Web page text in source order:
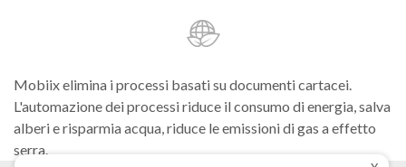
Mobiix elimina i processi basati su documenti cartacei.
L'automazione dei processi riduce il consumo di energia, salva
alberi e risparmia acqua, riduce le emissioni di gas a effetto
serra.